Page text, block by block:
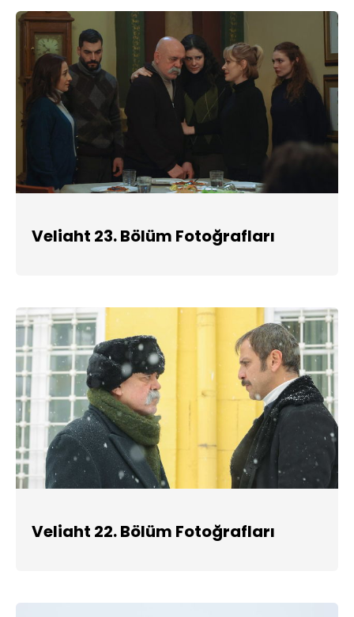
Veliaht 23. Bölüm Fotoğrafları
Veliaht 22. Bölüm Fotoğrafları